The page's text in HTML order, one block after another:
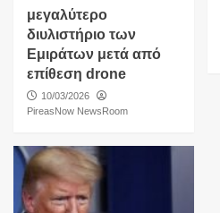
μεγαλύτερο
διυλιστήριο των
Εμιράτων μετά από
επίθεση drone
10/03/2026
PireasNow NewsRoom